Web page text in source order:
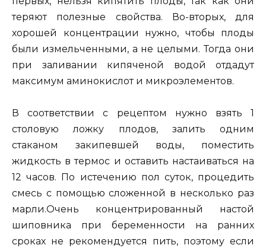
теряют полезные свойства. Во-вторых, для
хорошей концентрации нужно, чтобы плоды
были измельченными, а не целыми. Тогда они
при заливании кипяченой водой отдадут
максимум аминокислот и микроэлементов.
В соответствии с рецептом нужно взять 1
столовую ложку плодов, залить одним
стаканом закипевшей воды, поместить
жидкость в термос и оставить настаиваться на
12 часов. По истечению пол суток, процедить
смесь с помощью сложенной в несколько раз
марли.Очень концентрированный настой
шиповника при беременности на ранних
сроках не рекомендуется пить, поэтому если